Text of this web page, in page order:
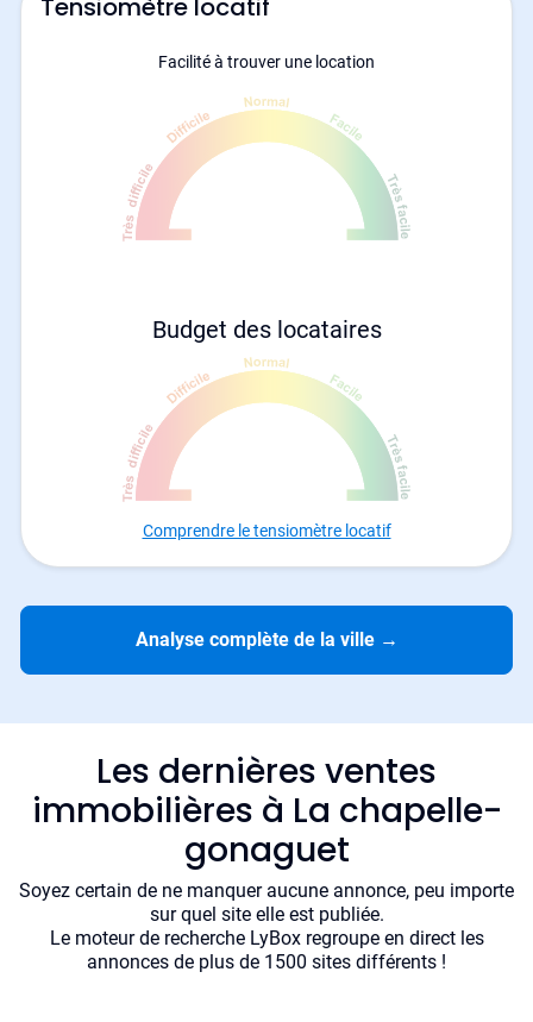
Tensiomètre locatif
Facilité à trouver une location
Budget des locataires
Comprendre le tensiomètre locatif
Analyse complète de la ville →
Les dernières ventes
immobilières à La chapelle-
gonaguet
Soyez certain de ne manquer aucune annonce, peu importe
sur quel site elle est publiée.
Le moteur de recherche LyBox regroupe en direct les
annonces de plus de 1500 sites différents !